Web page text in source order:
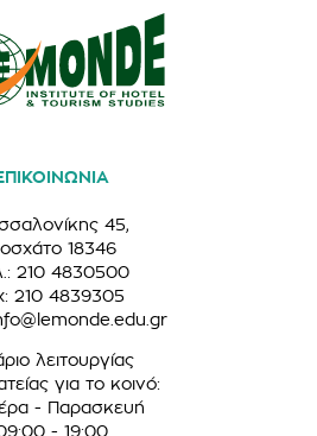
45,
18346
210 4830500
210 4839305
λειτουργίας
για το κοινό:
- Παρασκευή
- 19:00